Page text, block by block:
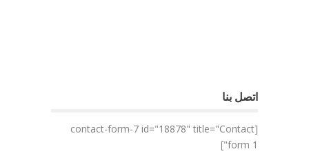
اتصل بنا
[contact-form-7 id="18878" title="Contact
form 1"]